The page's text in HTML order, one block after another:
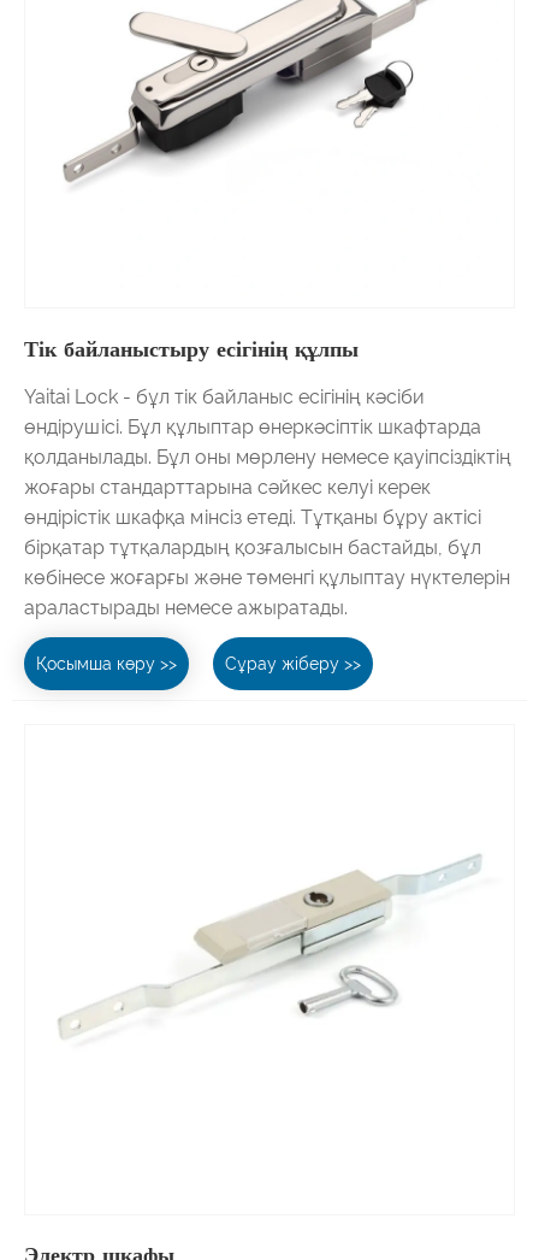
Тік байланыстыру есігінің құлпы
Yaitai Lock - бұл тік байланыс есігінің кәсіби
өндірушісі. Бұл құлыптар өнеркәсіптік шкафтарда
қолданылады. Бұл оны мөрлену немесе қауіпсіздіктің
жоғары стандарттарына сәйкес келуі керек
өндірістік шкафқа мінсіз етеді. Тұтқаны бұру актісі
бірқатар тұтқалардың қозғалысын бастайды, бұл
көбінесе жоғарғы және төменгі құлыптау нүктелерін
араластырады немесе ажыратады.
Қосымша көру >> Сұрау жіберу >>